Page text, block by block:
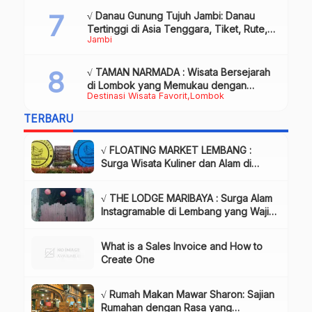
Jambi
√ Danau Gunung Tujuh Jambi: Danau
Tertinggi di Asia Tenggara, Tiket, Rute,
Daya Tarik & Tips Lengkap
Destinasi Wisata Favorit Lombok
√ TAMAN NARMADA : Wisata Bersejarah
di Lombok yang Memukau dengan
Keindahan Alam & Budaya
TERBARU
√ FLOATING MARKET LEMBANG :
Surga Wisata Kuliner dan Alam di
√ THE LODGE MARIBAYA : Surga Alam
Instagramable di Lembang yang Wajib
What is a Sales Invoice and How to
Create One
√ Rumah Makan Mawar Sharon: Sajian
Rumahan dengan Rasa yang